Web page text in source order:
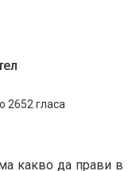
2652 гласа
какво да прави в